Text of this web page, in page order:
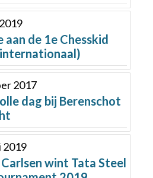
aan de 1e Chesskid
2017
dag bij Berenschot
2019
wint Tata Steel